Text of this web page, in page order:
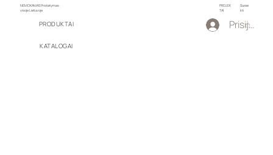
NEMOKAMAS Pristatymas
visoje Lietuvoje
PROJEK
TAI
Susiei
kti
PRODUKTAI
KATALOGAI
Prisijungti